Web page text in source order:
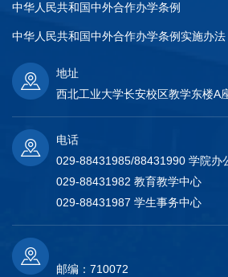
中华人民共和国中外合作办学条例
中华人民共和国中外合作办学条例实施办法
地址
西北工业大学长安校区教学东楼A
电话
029-88431985/88431990 学院办
029-88431982 教育教学中心
029-88431987 学生事务中心
邮编：710072